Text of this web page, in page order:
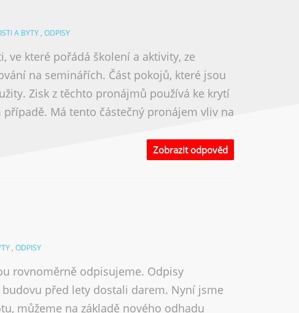
A BYTY , ODPISY
ve které pořádá školení a aktivity, ze
na seminářích. Část pokojů, které jsou
Zisk z těchto pronájmů používá ke krytí
Má tento částečný pronájem vliv na
Zobrazit odpověd
, ODPISY
rovnoměrně odpisujeme. Odpisy
před lety dostali darem. Nyní jsme
můžeme na základě nového odhadu